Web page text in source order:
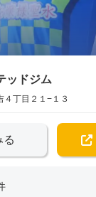
ッドジム
４丁目２１−１３
る